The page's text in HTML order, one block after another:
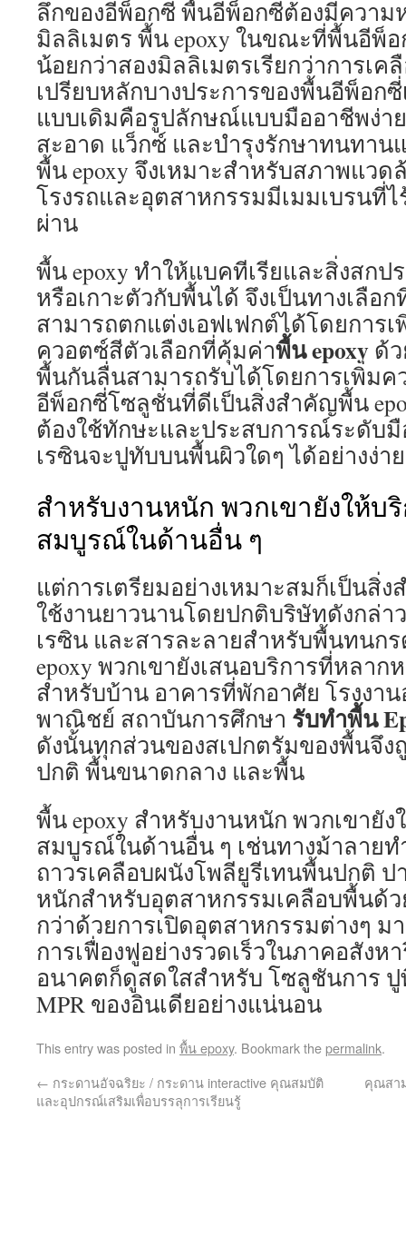
ลึกของอีพ็อกซี่ พื้นอีพ็อกซี่ต้องมีความ
มิลลิเมตร พื้น epoxy ในขณะที่พื้นอีพ็
น้อยกว่าสองมิลลิเมตรเรียกว่าการเ
เปรียบหลักบางประการของพื้นอีพ็อ
แบบเดิมคือรูปลักษณ์แบบมืออาชีพง่า
สะอาด แว็กซ์ และบำรุงรักษาทนทาน
พื้น epoxy จึงเหมาะสำหรับสภาพแวด
โรงรถและอุตสาหกรรมมีเมมเบรนที่
ผ่าน
พื้น epoxy ทำให้แบคทีเรียและสิ่งสก
หรือเกาะตัวกับพื้นได้ จึงเป็นทางเลือ
สามารถตกแต่งเอฟเฟกต์ได้โดยการ
ควอตซ์สีตัวเลือกที่คุ้มค่าพื้นepoxy ด้
พื้นกันลื่นสามารถรับได้โดยการเพิ่มค
อีพ็อกซี่โซลูชั่นที่ดีเป็นสิ่งสำคัญพื้น
ต้องใช้ทักษะและประสบการณ์ระดับ
เรซินจะปูทับบนพื้นผิวใดๆ ได้อย่างง่า
สำหรับงานหนัก พวกเขายังให้บ
สมบูรณ์ในด้านอื่น ๆ
แต่การเตรียมอย่างเหมาะสมก็เป็นสิ่
ใช้งานยาวนานโดยปกติบริษัทดังกล่า
เรซิน และสารละลายสำหรับพื้นทนก
epoxy พวกเขายังเสนอบริการที่หลาก
สำหรับบ้าน อาคารที่พักอาศัย โรงงา
พาณิชย์ สถาบันการศึกษา รับทำพื้น
ดังนั้นทุกส่วนของสเปกตรัมของพื้นจึ
ปกติ พื้นขนาดกลาง และพื้น
พื้น epoxy สำหรับงานหนัก พวกเขายั
สมบูรณ์ในด้านอื่น ๆ เช่นทางม้าลายท
ถาวรเคลือบผนังโพลียูรีเทนพื้นปกติ ป
หนักสำหรับอุตสาหกรรมเคลือบพื้นด้
กว่าด้วยการเปิดอุตสาหกรรมต่างๆ ม
การเฟื่องฟูอย่างรวดเร็วในภาคอสังห
อนาคตก็ดูสดใสสำหรับ โซลูชันการ
MPR ของอินเดียอย่างแน่นอน
This entry was posted in พื้น epoxy. Bookmark thepermalink.
← กระดานอัจฉริยะ / กระดาน interactive คุณสมบัติ
และอุปกรณ์เสริมเพื่อบรรลุการเรียนรู้
คุณสา